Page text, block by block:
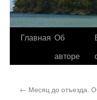
Главная Об
авторе
← Месяц до отъезда.